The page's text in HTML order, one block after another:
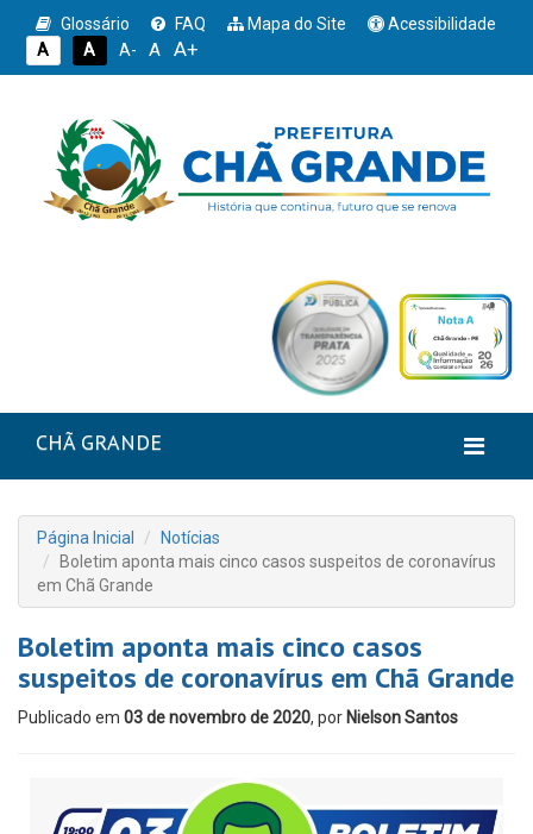
Glossário FAQ Mapa do Site
Acessibilidade
A
A A- A A+
CHÃ GRANDE
Página Inicial
Notícias
Boletim aponta mais cinco casos suspeitos de coronavírus
em Chã Grande
Boletim aponta mais cinco casos
suspeitos de coronavírus em Chã Grande
Publicado em 03 de novembro de 2020, por Nielson Santos